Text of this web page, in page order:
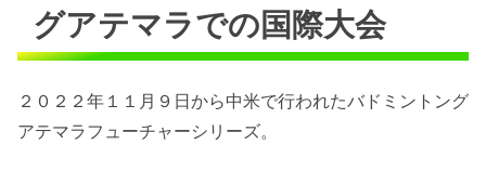
グアテマラでの国際大会
２０２２年１１月９日から中米で行われたバドミントング
アテマラフューチャーシリーズ。